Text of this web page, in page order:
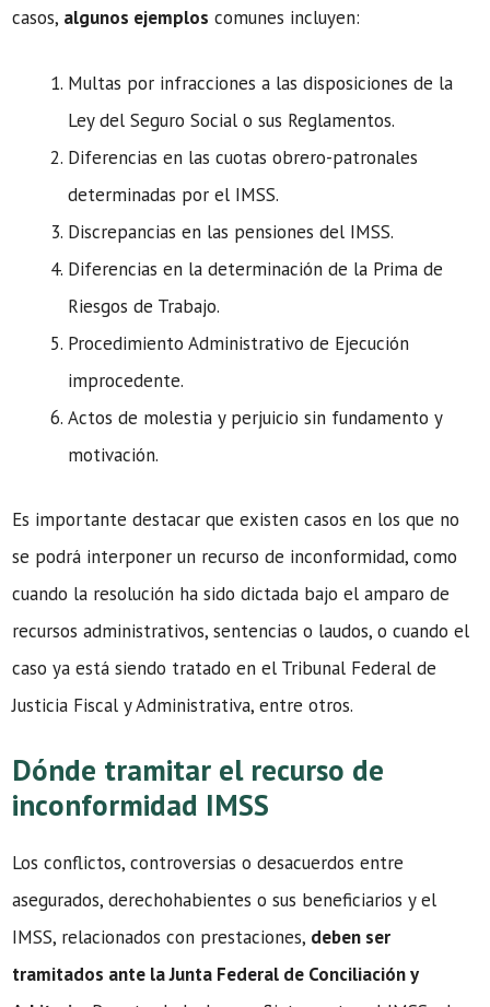
casos, algunos ejemplos comunes incluyen:
Multas por infracciones a las disposiciones de la
Ley del Seguro Social o sus Reglamentos.
Diferencias en las cuotas obrero-patronales
determinadas por el IMSS.
Discrepancias en las pensiones del IMSS.
Diferencias en la determinación de la Prima de
Riesgos de Trabajo.
Procedimiento Administrativo de Ejecución
improcedente.
Actos de molestia y perjuicio sin fundamento y
motivación.
Es importante destacar que existen casos en los que no
se podrá interponer un recurso de inconformidad, como
cuando la resolución ha sido dictada bajo el amparo de
recursos administrativos, sentencias o laudos, o cuando el
caso ya está siendo tratado en el Tribunal Federal de
Justicia Fiscal y Administrativa, entre otros.
Dónde tramitar el recurso de
inconformidad IMSS
Los conflictos, controversias o desacuerdos entre
asegurados, derechohabientes o sus beneficiarios y el
IMSS, relacionados con prestaciones, deben ser
tramitados ante la Junta Federal de Conciliación y